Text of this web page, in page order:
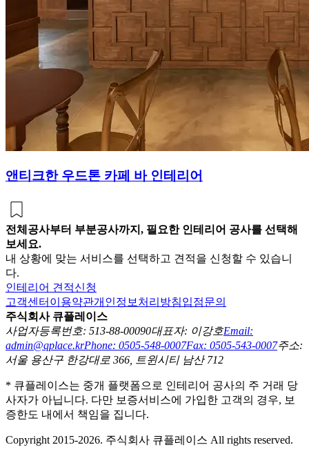
앤티크한 우드톤 카페 바 인테리어
전체공사부터 부분공사까지, 필요한 인테리어 공사를 선택해
보세요.
내 상황에 맞는 서비스를 선택하고 견적을 신청할 수 있습니
다.
인테리어 견적신청
고객센터 이용약관개인정보처리방침입점문의
주식회사 큐플레이스
사업자등록번호: 513-88-00090대표자: 이강호Email:
admin@qplace.krPhone: 0505-548-0007Fax: 0505-543-0007주소:
서울 용산구 한강대로 366, 트윈시티 남산 712
* 큐플레이스는 중개 플랫폼으로 인테리어 공사의 주 거래 당
사자가 아닙니다. 다만 보증서비스에 가입한 고객의 경우, 보
증한도 내에서 책임을 집니다.
Copyright 2015-2026. 주식회사 큐플레이스 All rights reserved.